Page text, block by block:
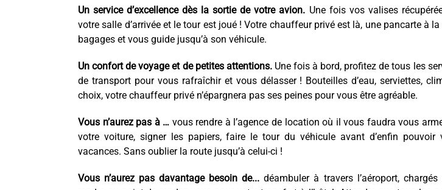
Un service d’excellence dès la sortie de votre avion. Une fois vos valises
votre salle d’arrivée et le tour est joué ! Votre chauffeur privé est là, une pancarte à
bagages et vous guide jusqu’à son véhicule.
Un confort de voyage et de petites attentions.Une fois à bord, profitez de tous les
de transport pour vous rafraîchir et vous délasser ! Bouteilles d’eau, serviettes,
choix, votre chauffeur privé n’épargnera pas ses peines pour vous être agréable.
Vous n’aurez pas à … vous rendre à l’agence de location où il vous faudra vous
votre voiture, signer les papiers, faire le tour du véhicule avant d’enfin
vacances. Sans oublier la route jusqu’à celui-ci !
Vous n’aurez pas davantage besoin de... déambuler à travers l’aéroport,